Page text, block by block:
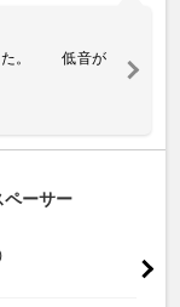
した。 低音が
ペーサー